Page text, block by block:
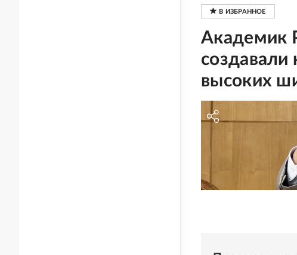
Академик
создавали
высоких